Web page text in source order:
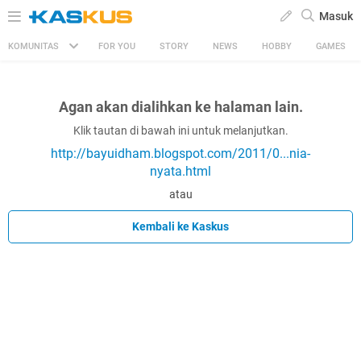
Masuk
KOMUNITAS FOR YOU STORY NEWS HOBBY GAMES
Agan akan dialihkan ke halaman lain.
Klik tautan di bawah ini untuk melanjutkan.
http://bayuidham.blogspot.com/2011/0...nia-
nyata.html
atau
Kembali ke Kaskus